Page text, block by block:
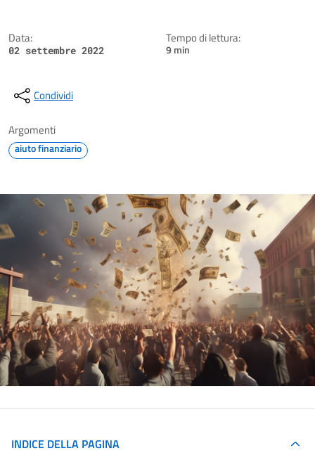
Data:
02 settembre 2022
Tempo di lettura:
9 min
Condividi
Argomenti
aiuto finanziario
INDICE DELLA PAGINA